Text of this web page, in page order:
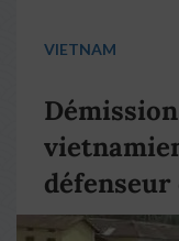
VIETNAM
défenseur
pape